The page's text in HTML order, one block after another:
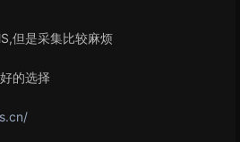
但是采集比较麻烦
的选择